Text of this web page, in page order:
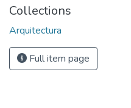
Collections
Arquitectura
Full item page